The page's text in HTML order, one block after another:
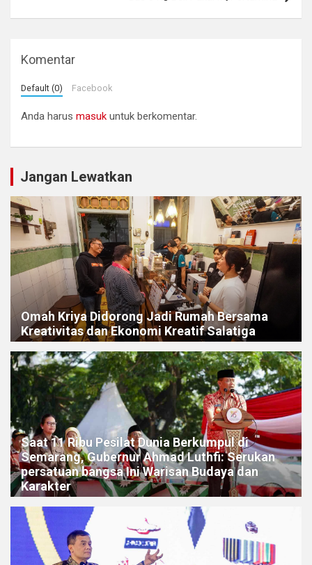
Komentar
Default (0) Facebook
Anda harus masuk untuk berkomentar.
Jangan Lewatkan
Omah Kriya Didorong Jadi Rumah Bersama
Kreativitas dan Ekonomi Kreatif Salatiga
Saat 11 Ribu Pesilat Dunia Berkumpul di
Semarang, Gubernur Ahmad Luthfi: Serukan
persatuan bangsa Ini Warisan Budaya dan
Karakter